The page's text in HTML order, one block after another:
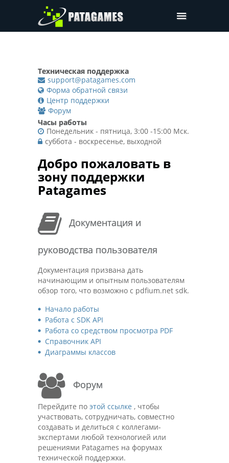
Компания
Цены
Скачать
Техническая поддержка
support@patagames.com
Форма обратной связи
Центр поддержки
Форум
Часы работы
Понедельник - пятница, 3:00 -15:00 Мск.
суббота - воскресенье, выходной
Добро пожаловать в
зону поддержки
Patagames
Документация и
руководства пользователя
Документация призвана дать
начинающим и опытным пользователям
обзор того, что возможно с pdfium.net sdk.
Начало работы
Работа с SDK API
Работа со средством просмотра PDF
Справочник API
Диаграммы классов
Форум
Перейдите по этой ссылке , чтобы
участвовать, сотрудничать, совместно
создавать и делиться с коллегами-
экспертами любой технологией или
решениями Patagames на форумах
технической поддержки.